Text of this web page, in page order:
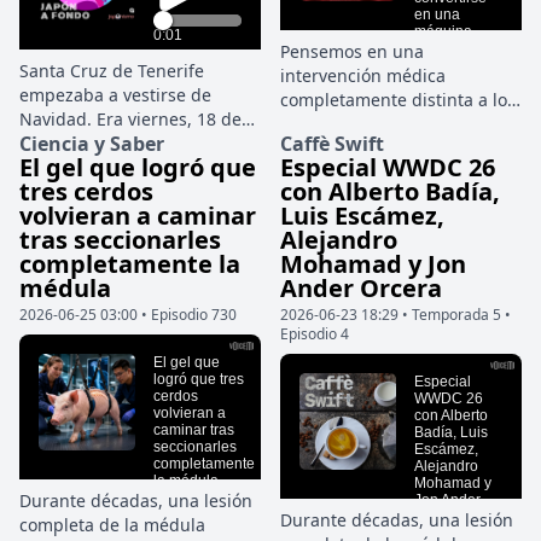
Santa Cruz de Tenerife
empezaba a vestirse de
Navidad. Era viernes, 18 de
diciembre de 1970, y en las
calles del centro se
mezclaban los recados de
última hora, el ruido de los
comercios y esa luz limpia
del invierno canario que
parece alejar cualquier idea
de oscuridad. Pero en la
primera planta del número
37 de la calle Jesús Nazareno,
detrás de una puerta cerrada
desde hacía casi dos días, el
tiempo se había detenido.
Pensemos en una
intervención médica
completamente distinta a lo
hay grandes cortes y el
cirujano no necesita
introducir herramientas
rígidas hasta el tejido
afectado. En su lugar, el
tratamiento comienza con la
inyección de miles de
partículas microscópicas
capaces de desplazarse por
conductos, cavidades y
espacios inaccesibles para
cualquier instrumento
convencional.
Ciencia y Saber
El gel que logró que
tres cerdos
volvieran a caminar
tras seccionarles
completamente la
médula
2026-06-25 03:00 • Episodio 730
Durante décadas, una lesión
completa de la médula
Caffè Swift
Especial WWDC 26
con Alberto Badía,
Luis Escámez,
Alejandro
Mohamad y Jon
Ander Orcera
2026-06-23 18:29 • Temporada 5 •
Episodio 4
Durante décadas, una lesión